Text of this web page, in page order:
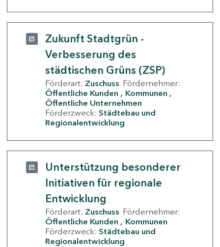
Zukunft Stadtgrün -
Verbesserung des
städtischen Grüns (ZSP)
Förderart: Zuschuss Fördernehmer:
Öffentliche Kunden
Kommunen
Öffentliche Unternehmen
Förderzweck: Städtebau und
Regionalentwicklung
Unterstützung besonderer
Initiativen für regionale
Entwicklung
Förderart: Zuschuss Fördernehmer:
Öffentliche Kunden
Kommunen
Förderzweck: Städtebau und
Regionalentwicklung